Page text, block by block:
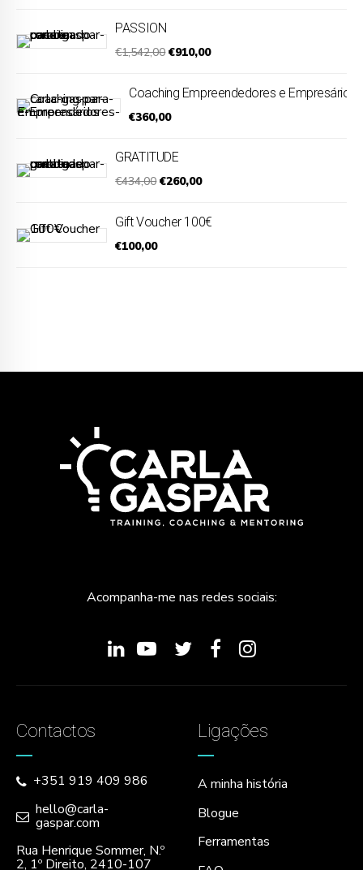
was:
€690,00.€621,00.
PASSION
€1,542,00Original
was:
€1,542,00.
€910,00Current
is:
Coaching Empreendedores e Empresários
€360,00
GRATITUDE
€434,00Original
was:
€260,00Current
is:
Gift Voucher 100€
€100,00
Acompanha-me nas redes sociais:
Contactos
+351 919 409 986
hello@carla-
gaspar.com
Rua Henrique Sommer, N.º
2, 1º Direito, 2410-107
Ligações
A minha história
Blogue
Ferramentas